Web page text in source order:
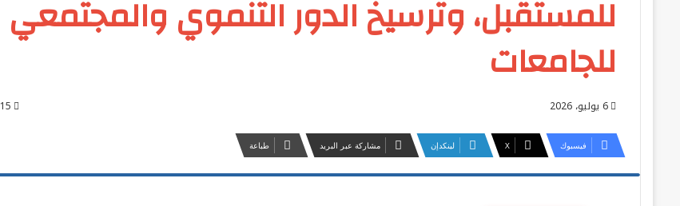
للمستقبل، وترسيخ الدور التنموي والمجتمعي
للجامعات
6 يوليو، 2026 15
فيسبوك ‫X لينكدإن مشاركة عبر البريد طباعة